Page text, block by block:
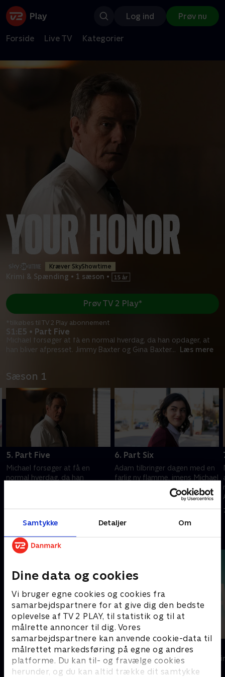
Samtykke Detaljer Om
Dine data og cookies
Vi bruger egne cookies og cookies fra
samarbejdspartnere for at give dig den bedste
oplevelse af TV 2 PLAY, til statistik og til at
målrette annoncer til dig. Vores
samarbejdspartnere kan anvende cookie-data til
målrettet markedsføring på egne og andres
platforme. Du kan til- og fravælge cookies
herunder, og du kan altid trække dit samtykke
Log ind Prøv nu
Forside Live TV Kategorier
Kræver SkyShowtime
Krimi & Spænding • 1 sæson •
S1:E5 • Part Five
Michael forsøger at få en normal hverdag, da han opdager, at
han bliver afpresset. Jimmy Baxter og Gina Baxter... Læs mere
Prøv TV 2 Play*
*tilkøbes til TV 2 Play abonnement
Sæson 1
5. Part Five
Michael forsøger at få en
normal hverdag, da han
7. december 2021 • 51 min
6. Part Six
Adam tilbringer dagen med en
farlig ny flamme, imens Michael
søger efter sin afpresser. Lee
bliver mere involveret i Kofis
7. december 2021 • 53 min
Andre så også
Top Dog
Krimi & Spænding • 1 sæsoner
The Au Pair
Krimi &